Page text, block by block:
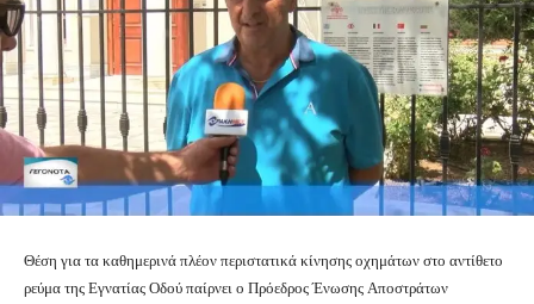
Θέση για τα καθημερινά πλέον περιστατικά κίνησης οχημάτων στο αντίθετο
ρεύμα της Εγνατίας Οδού παίρνει ο Πρόεδρος Ένωσης Αποστράτων